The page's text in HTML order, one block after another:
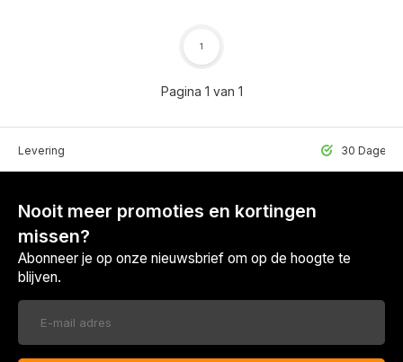
Pagina 1 van 1
1
Levering 30 Dagen
Nooit meer promoties en kortingen
missen?
Abonneer je op onze nieuwsbrief om op de hoogte te
blijven.